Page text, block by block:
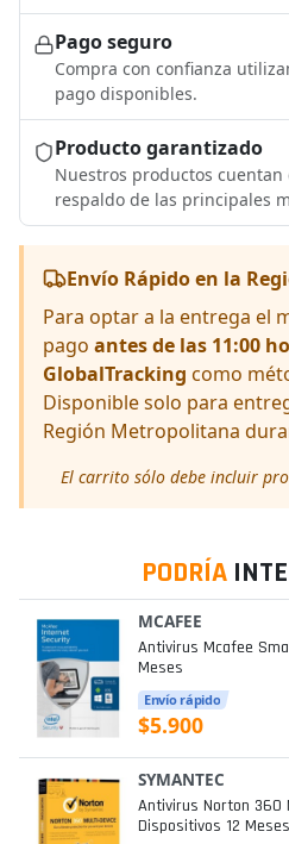
Pago seguro
Compra con confianza
pago disponibles.
Producto garantizado
Nuestros productos
respaldo de las principales
Envío Rápido en la
Para optar a la entrega el
pago antes de las 11:00
GlobalTracking como
Disponible solo para
Región Metropolitana
El carrito sólo debe incluir
PODRÍA
MCAFEE
Antivirus Mcafee
Meses
Envío rápido
$5.900
SYMANTEC
Antivirus Norton 360
Dispositivos 12